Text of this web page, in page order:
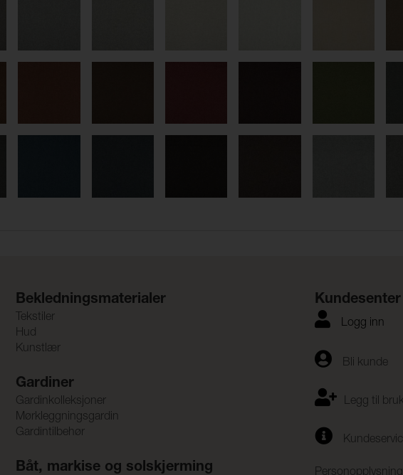
Bekledningsmaterialer
Tekstiler
Hud
Kunstlær
Gardiner
Gardinkolleksjoner
Mørkleggningsgardin
Gardintilbehør
Båt, markise og solskjerming
Kundesenter
Logg inn
Bli kunde
Legg til